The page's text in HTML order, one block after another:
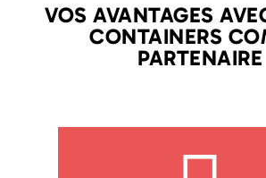
VOS AVANTAGES
CONTAINERS
PARTENAIRE